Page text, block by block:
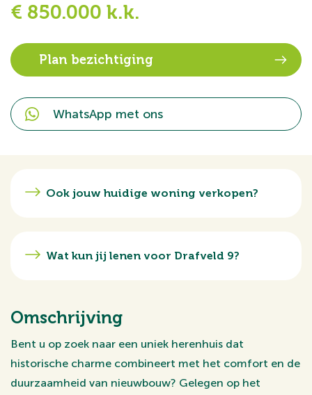
€ 850.000 k.k.
Plan bezichtiging
WhatsApp met ons
Ook jouw huidige woning verkopen?
Wat kun jij lenen voor Drafveld 9?
Omschrijving
Bent u op zoek naar een uniek herenhuis dat
historische charme combineert met het comfort en de
duurzaamheid van nieuwbouw? Gelegen op het